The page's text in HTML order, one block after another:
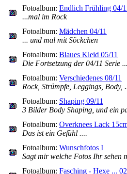
Fotoalbum: Endlich Frühling 04/
...mal im Rock
Fotoalbum: Mädchen 04/11
... und mal mit Söckchen
Fotoalbum: Blaues Kleid 05/11
Die Fortsetzung der 04/11 Serie ...
Fotoalbum: Verschiedenes 08/11
Rock, Strümpfe, Leggings, Body,
Fotoalbum: Shaping 09/11
3 Bilder Body Shaping, und ein
Fotoalbum: Overknees Lack
Das ist ein Gefühl ....
Fotoalbum: Wunschfotos I
Sagt mir welche Fotos Ihr sehen
Fotoalbum: Fasching - Hexe ...